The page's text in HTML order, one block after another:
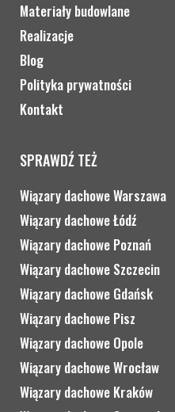
Materiały budowlane
Realizacje
Blog
Polityka prywatności
Kontakt
SPRAWDŹ TEŻ
Wiązary dachowe Warszawa
Wiązary dachowe Łódź
Wiązary dachowe Poznań
Wiązary dachowe Szczecin
Wiązary dachowe Gdańsk
Wiązary dachowe Pisz
Wiązary dachowe Opole
Wiązary dachowe Wrocław
Wiązary dachowe Kraków